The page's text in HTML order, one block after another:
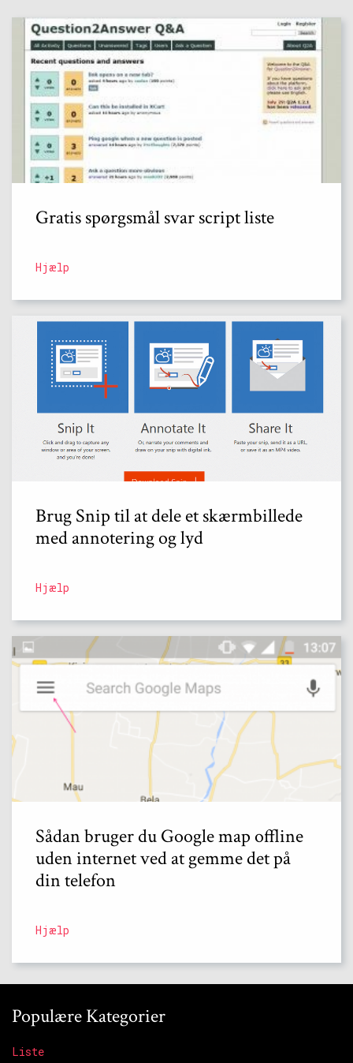
Gratis spørgsmål svar script liste
Hjælp
Brug Snip til at dele et skærmbillede
med annotering og lyd
Hjælp
Sådan bruger du Google map offline
uden internet ved at gemme det på
din telefon
Hjælp
Populære Kategorier
Liste